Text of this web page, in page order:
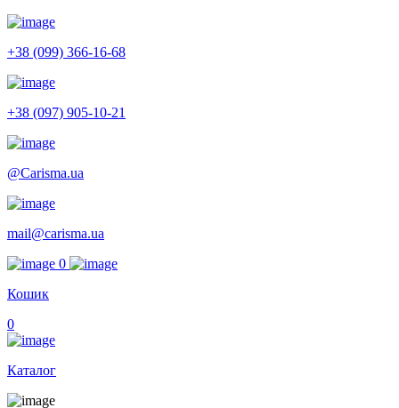
+38 (099) 366-16-68
+38 (097) 905-10-21
@Carisma.ua
mail@carisma.ua
0
Кошик
0
Каталог